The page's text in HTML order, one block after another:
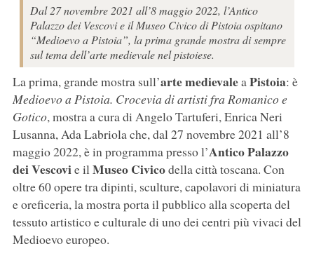
Dal 27 novembre 2021 all’8 maggio 2022, l’Antico
Palazzo dei Vescovi e il Museo Civico di Pistoia ospitano
“Medioevo a Pistoia”, la prima grande mostra di sempre
sul tema dell’arte medievale nel pistoiese.
La prima, grande mostra sull’arte medievaleaPistoia: è
Medioevo a Pistoia. Crocevia di artisti fra Romanico e
Gotico, mostra a cura di Angelo Tartuferi, Enrica Neri
Lusanna, Ada Labriola che, dal 27 novembre 2021 all’8
maggio 2022, è in programma presso l’Antico Palazzo
dei Vescovie ilMuseo Civicodella città toscana. Con
oltre 60 opere tra dipinti, sculture, capolavori di miniatura
e oreficeria, la mostra porta il pubblico alla scoperta del
tessuto artistico e culturale di uno dei centri più vivaci del
Medioevo europeo.